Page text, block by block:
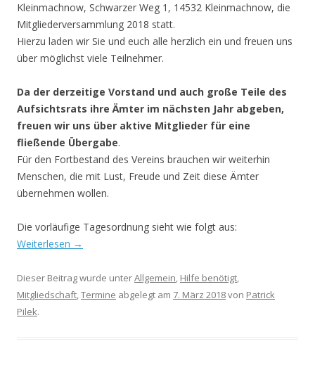
Kleinmachnow, Schwarzer Weg 1, 14532 Kleinmachnow, die
Mitgliederversammlung 2018 statt.
Hierzu laden wir Sie und euch alle herzlich ein und freuen uns
über möglichst viele Teilnehmer.
Da der derzeitige Vorstand und auch große Teile des
Aufsichtsrats ihre Ämter im nächsten Jahr abgeben,
freuen wir uns über aktive Mitglieder für eine
fließende Übergabe.
Für den Fortbestand des Vereins brauchen wir weiterhin
Menschen, die mit Lust, Freude und Zeit diese Ämter
übernehmen wollen.
Die vorläufige Tagesordnung sieht wie folgt aus:
Weiterlesen →
Dieser Beitrag wurde unterAllgemein, Hilfe benötigt,
Mitgliedschaft,Termine abgelegt am 7. März 2018von Patrick
Pilek.